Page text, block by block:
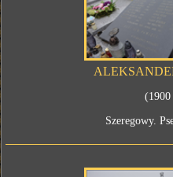
Szeregowy.